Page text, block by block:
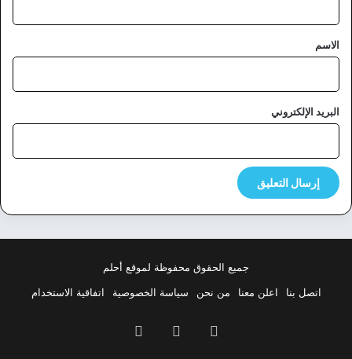
*
الاسم
البريد الإلكتروني
جميع الحقوق محفوظة لموقع أحلم
اتصل بنا
اعلن معنا من نحن سياسة الخصوصية اتفاقية الاستخدام
فيسبوك